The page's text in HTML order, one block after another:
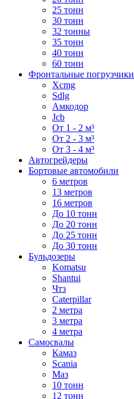
25 тонн
30 тонн
32 тонны
35 тонн
40 тонн
60 тонн
Фронтальные погрузчики
Xcmg
Sdlg
Амкодор
Jcb
От 1 - 2 м³
От 2 - 3 м³
От 3 - 4 м³
Автогрейдеры
Бортовые автомобили
6 метров
13 метров
16 метров
До 10 тонн
До 20 тонн
До 25 тонн
До 30 тонн
Бульдозеры
Komatsu
Shantui
Чтз
Caterpillar
2 метра
3 метра
4 метра
Самосвалы
Камаз
Scania
Маз
10 тонн
12 тонн